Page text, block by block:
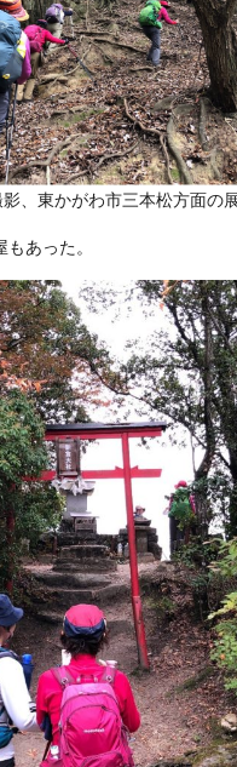
、東かがわ市三本松方面の
あった。